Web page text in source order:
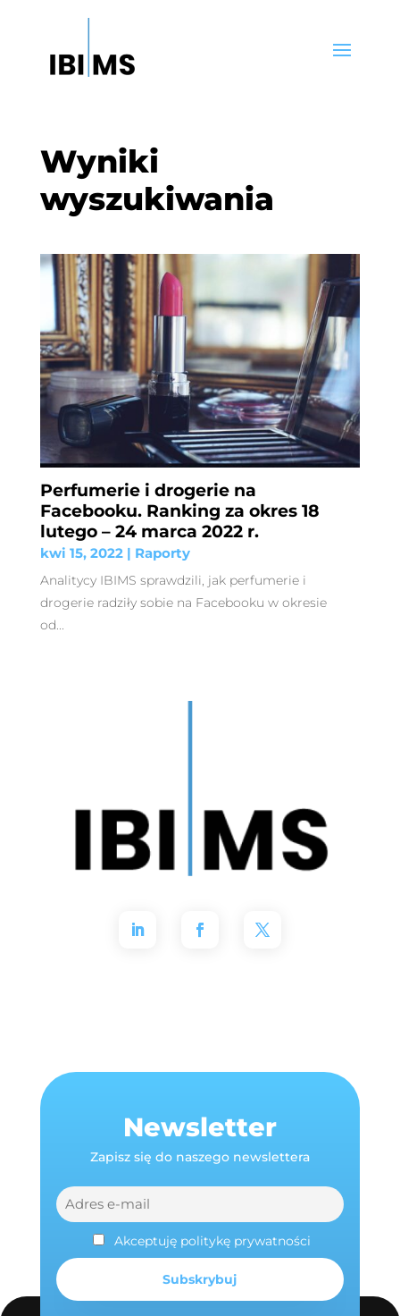
Wyniki
wyszukiwania
Perfumerie i drogerie na
Facebooku. Ranking za okres 18
lutego – 24 marca 2022 r.
kwi 15, 2022| Raporty
Analitycy IBIMS sprawdzili, jak perfumerie i
drogerie radziły sobie na Facebooku w okresie
od...
Newsletter
Zapisz się do naszego newslettera
Akceptuję politykę prywatności